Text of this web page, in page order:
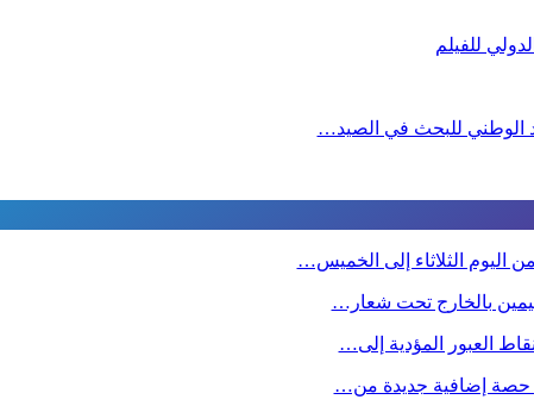
الوطني للبحث في الصيد…
الثلاثاء إلى الخميس…
بالخارج تحت شعار…
العبور المؤدية إلى…
حصة إضافية جديدة من…